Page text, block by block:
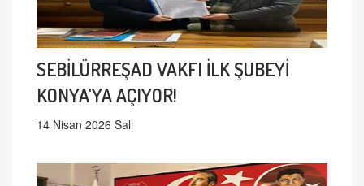
SEBİLÜRREŞAD VAKFI İLK ŞUBEYİ
KONYA'YA AÇIYOR!
14 Nisan 2026 Salı